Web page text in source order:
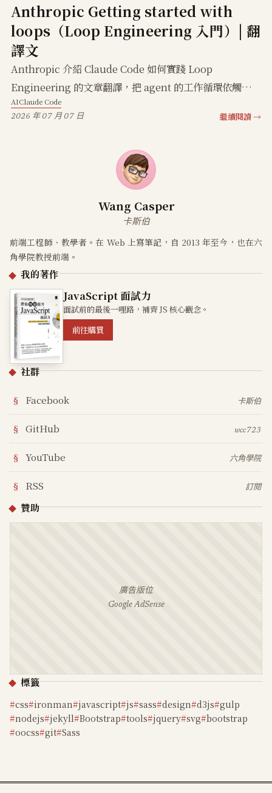
Anthropic Getting started with
loops（Loop Engineering 入門）| 翻
譯文
Anthropic 介紹 Claude Code 如何實踐 Loop
Engineering 的文章翻譯，把 agent 的工作循環依觸發與
停止方式分成回合式、…
AIClaude Code
2026 年 07 月 07 日 繼續閱讀 →
Wang Casper
卡斯伯
前端工程師、教學者。在 Web 上寫筆記，自 2013 年至今，也在六
角學院教授前端。
我的著作
JavaScript 面試力
面試前的最後一哩路，補齊 JS 核心觀念。
前往購買
社群
Facebook 卡斯伯
GitHub wcc723
YouTube 六角學院
RSS 訂閱
贊助
廣告版位
Google AdSense
標籤
css ironman javascript js sass design d3js gulp
nodejs jekyll Bootstrap tools jquery svg bootstrap
oocss git Sass